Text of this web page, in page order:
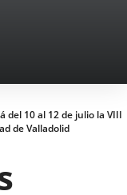
del 10 al 12 de julio la VIII
de Valladolid